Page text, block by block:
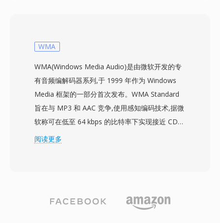
网络上的语音备忘录、语音信箱和彩信。另一个优
在静音期间减少传输。虽然AMR因窄带宽（300-
3400 Hz）不适用于音乐，但在网络条件恶劣时仍
能提供出色的语音可懂度。
WMA
WMA(Windows Media Audio)是由微软开发的专
有音频编解码器系列,于 1999 年作为 Windows
Media 框架的一部分首次发布。WMA Standard
旨在与 MP3 和 AAC 竞争,使用感知编码技术,据微
软称可在低至 64 kbps 的比特率下实现接近 CD
的音质 — 大约是 MP3 达到相当效果通常所需数
Windows、Windows Media Player 和 Zune 生态
阅读更多